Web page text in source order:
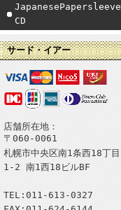
JapanesePapersleeve
CD
サード・イアー
店舗所在地：
〒060-0061
札幌市中央区南1条西18丁目
1-2 南1西18ビルBF
TEL:011-613-0327